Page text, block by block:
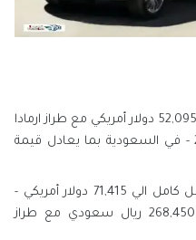
يبدأ سعر نيسان ارمادا 2023 من 52,095 دولار أمريكي مع طراز ارمادا
S 2023 بنظام الدفع الخلفي 2WD - في السعودية بما يعادل قيمة
يصل سعر نيسان ارمادا 2023 فل كامل الي 71,415 دولار أمريكي -
في السعودية بما يعادل قيمة 268,450 ريال سعودي مع طراز